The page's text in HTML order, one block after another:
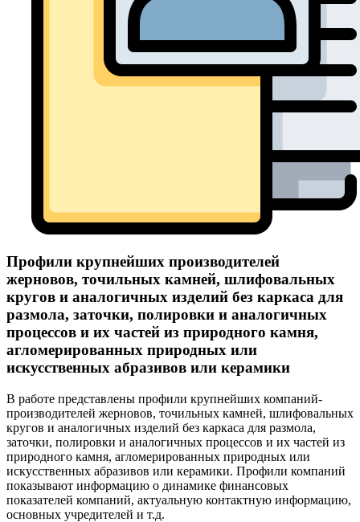
Профили крупнейших производителей
жерновов, точильных камней, шлифовальных
кругов и аналогичных изделий без каркаса для
размола, заточки, полировки и аналогичных
процессов и их частей из природного камня,
агломерированных природных или
искусственных абразивов или керамики
В работе представлены профили крупнейших компаний-
производителей жерновов, точильных камней, шлифовальных
кругов и аналогичных изделий без каркаса для размола,
заточки, полировки и аналогичных процессов и их частей из
природного камня, агломерированных природных или
искусственных абразивов или керамики. Профили компаний
показывают информацию о динамике финансовых
показателей компаний, актуальную контактную информацию,
основных учредителей и т.д.